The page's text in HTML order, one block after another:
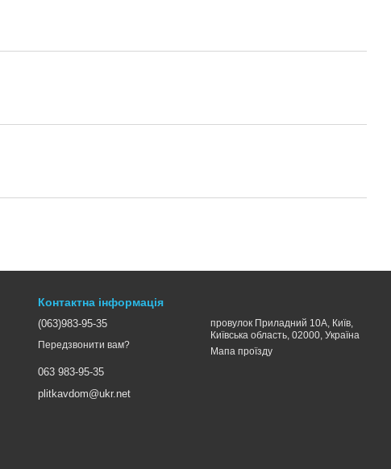
Контактна інформація
(063)983-95-35
Передзвонити вам?
063 983-95-35
plitkavdom@ukr.net
провулок Приладний 10А, Київ,
Київська область, 02000, Україна
Мапа проїзду